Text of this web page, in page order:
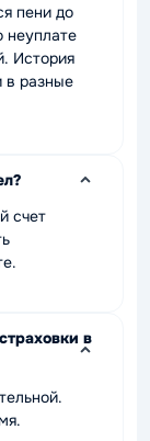
пени до
неуплате
История
в разные
счет
в